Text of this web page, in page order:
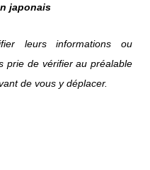
japonais
leurs informations ou
prie de vérifier au préalable
de vous y déplacer.